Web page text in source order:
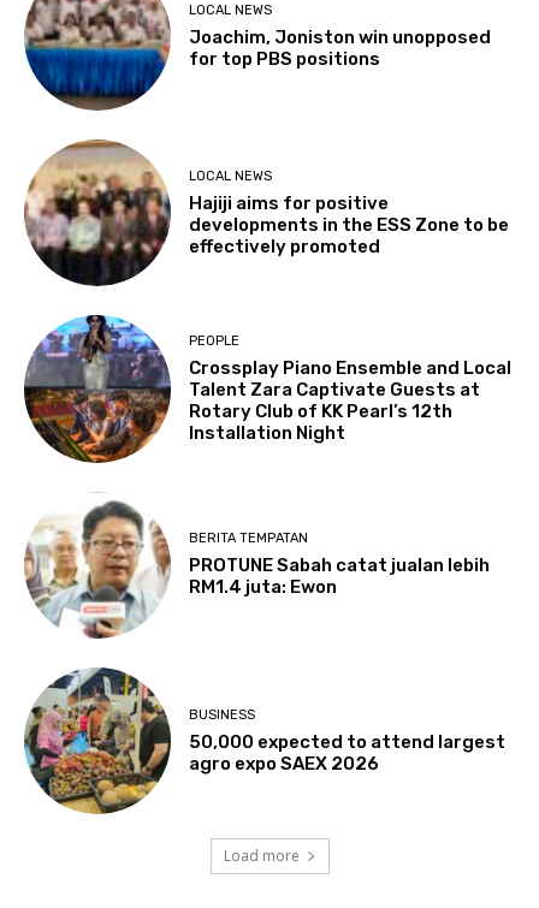
LOCAL NEWS
Joachim, Joniston win unopposed
for top PBS positions
LOCAL NEWS
Hajiji aims for positive
developments in the ESS Zone to be
effectively promoted
PEOPLE
Crossplay Piano Ensemble and Local
Talent Zara Captivate Guests at
Rotary Club of KK Pearl’s 12th
Installation Night
BERITA TEMPATAN
PROTUNE Sabah catat jualan lebih
RM1.4 juta: Ewon
BUSINESS
50,000 expected to attend largest
agro expo SAEX 2026
Load more